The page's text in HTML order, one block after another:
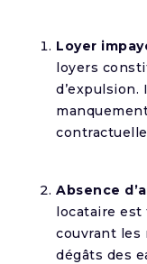
Loyer
loyers
Absence
locataire est
couvrant les
dégâts des